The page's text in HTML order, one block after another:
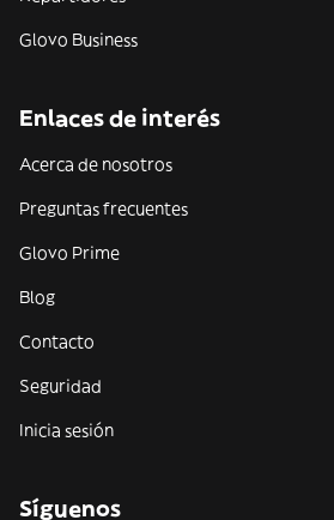
Glovo Business
Enlaces de interés
Acerca de nosotros
Preguntas frecuentes
Glovo Prime
Blog
Contacto
Seguridad
Inicia sesión
Síguenos